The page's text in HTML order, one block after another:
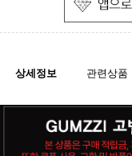
상세정보 관련상품